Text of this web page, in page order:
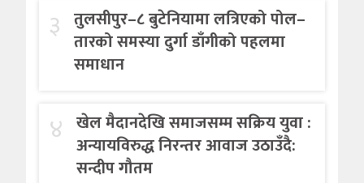
३ तुलसीपुर–८ बुटेनियामा लत्रिएको पोल–
तारको समस्या दुर्गा डाँगीको पहलमा
समाधान
४ खेल मैदानदेखि समाजसम्म सक्रिय युवा :
अन्यायविरुद्ध निरन्तर आवाज उठाउँदै:
सन्दीप गौतम